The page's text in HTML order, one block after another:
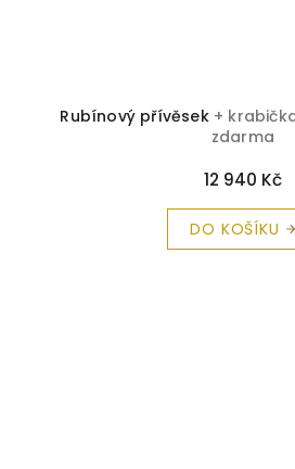
Rubínový přívěsek +
zdarma
12 940 Kč
DO KOŠÍKU